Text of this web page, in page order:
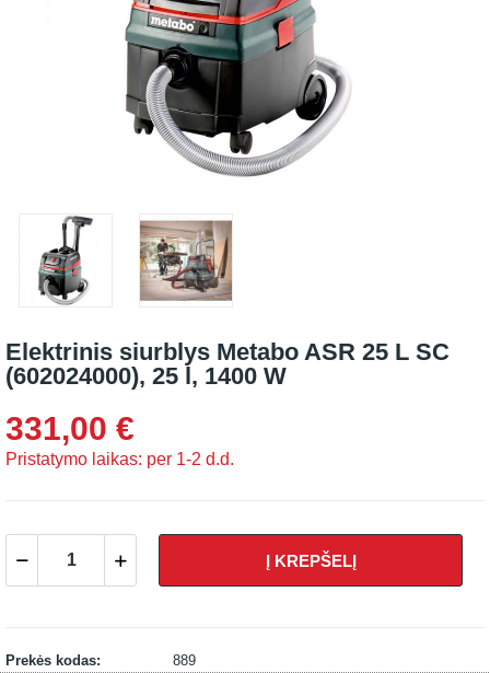
Elektrinis siurblys Metabo ASR 25 L SC
(602024000), 25 l, 1400 W
331,00 €
Pristatymo laikas: per 1-2 d.d.
Į KREPŠELĮ
Prekės kodas:
889